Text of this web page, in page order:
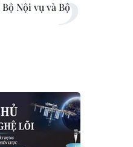
Nội vụ và Bộ